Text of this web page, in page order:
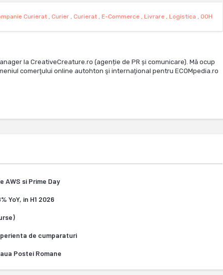
Curierat, Curier, Curierat, E-Commerce, Livrare, Logistica , OOH
la CreativeCreature.ro (agenție de PR și comunicare). Mă ocup
comerţului online autohton şi internaţional pentru ECOMpedia.ro
AWS si Prime Day
YoY, in H1 2026
de cumparaturi
Postei Romane